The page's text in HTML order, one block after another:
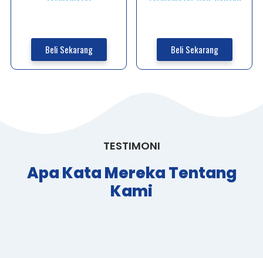
Beli Sekarang Beli Sekarang
TESTIMONI
Apa Kata Mereka Tentang
Kami